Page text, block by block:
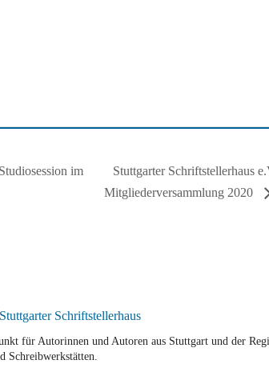
im
Stuttgarter Schriftstellerhaus
Mitgliederversammlung 2020
für Autorinnen und Autoren aus Stuttgart und der
Schreibwerkstätten.